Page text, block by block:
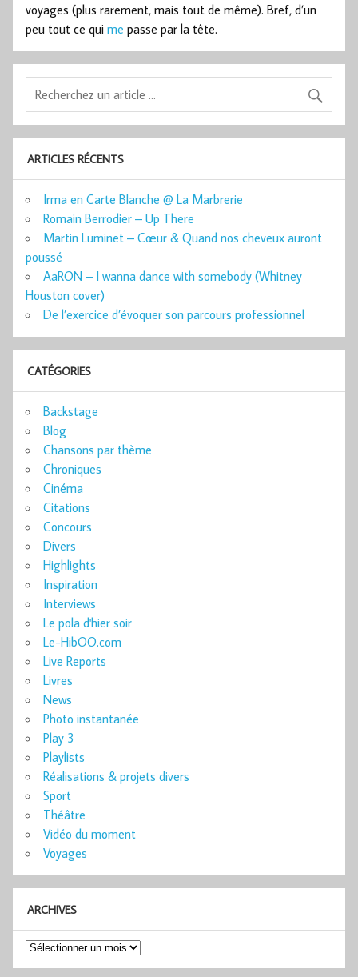
voyages (plus rarement, mais tout de même). Bref, d’un
peu tout ce qui me passe par la tête.
ARTICLES RÉCENTS
Irma en Carte Blanche @ La Marbrerie
Romain Berrodier – Up There
Martin Luminet – Cœur & Quand nos cheveux auront
poussé
AaRON – I wanna dance with somebody (Whitney
Houston cover)
De l’exercice d’évoquer son parcours professionnel
CATÉGORIES
Backstage
Blog
Chansons par thème
Chroniques
Cinéma
Citations
Concours
Divers
Highlights
Inspiration
Interviews
Le pola d'hier soir
Le-HibOO.com
Live Reports
Livres
News
Photo instantanée
Play 3
Playlists
Réalisations & projets divers
Sport
Théâtre
Vidéo du moment
Voyages
ARCHIVES
Archives